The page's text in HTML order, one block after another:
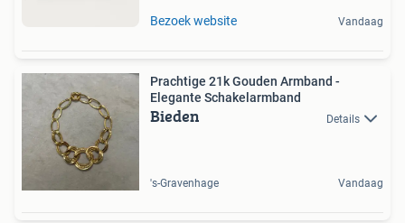
Bezoek website Vandaag
Prachtige 21k Gouden Armband -
Elegante Schakelarmband
Bieden Details
's-Gravenhage Vandaag